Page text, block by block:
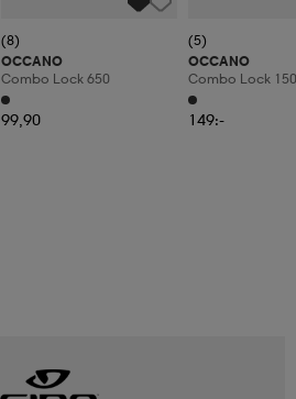
(8)
OCCANO
Combo Lock 650
99,90
(5)
OCCANO
Combo Lock
149:-